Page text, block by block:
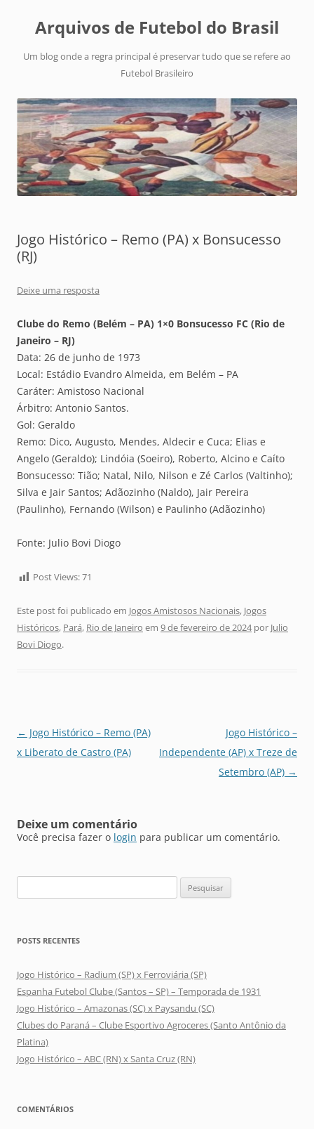
Arquivos de Futebol do Brasil
Um blog onde a regra principal é preservar tudo que se refere ao
Futebol Brasileiro
Jogo Histórico – Remo (PA) x Bonsucesso
(RJ)
Deixe uma resposta
Clube do Remo (Belém – PA) 1×0 Bonsucesso FC (Rio de
Janeiro – RJ)
Data: 26 de junho de 1973
Local: Estádio Evandro Almeida, em Belém – PA
Caráter: Amistoso Nacional
Árbitro: Antonio Santos.
Gol: Geraldo
Remo: Dico, Augusto, Mendes, Aldecir e Cuca; Elias e
Angelo (Geraldo); Lindóia (Soeiro), Roberto, Alcino e Caíto
Bonsucesso: Tião; Natal, Nilo, Nilson e Zé Carlos (Valtinho);
Silva e Jair Santos; Adãozinho (Naldo), Jair Pereira
(Paulinho), Fernando (Wilson) e Paulinho (Adãozinho)
Fonte: Julio Bovi Diogo
Post Views:71
Este post foi publicado em Jogos Amistosos Nacionais, Jogos
Históricos, Pará, Rio de Janeiro em 9 de fevereiro de 2024por Julio
Bovi Diogo.
Navegação
de
← Jogo Histórico – Remo (PA)
x Liberato de Castro (PA)
Jogo Histórico –
Independente (AP) x Treze de
Setembro (AP) →
Deixe um comentário
Você precisa fazer o login para publicar um comentário.
por:
POSTS RECENTES
Jogo Histórico – Radium (SP) x Ferroviária (SP)
Espanha Futebol Clube (Santos – SP) – Temporada de 1931
Jogo Histórico – Amazonas (SC) x Paysandu (SC)
Clubes do Paraná – Clube Esportivo Agroceres (Santo Antônio da
Platina)
Jogo Histórico – ABC (RN) x Santa Cruz (RN)
COMENTÁRIOS